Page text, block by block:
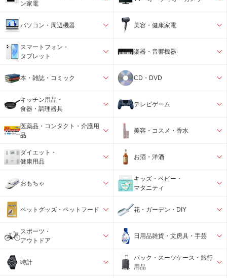
ン家電
パソコン・周辺機器 美容・健康家電
スマートフォン・
タブレット
楽器・音響機器
本・雑誌・コミック CD・DVD
キッチン用品・
食器・調理器具
テレビゲーム
医薬品・コンタクト・介護用
品
美容・コスメ・香水
ダイエット・
健康用品
お酒・洋酒
おもちゃ
キッズ・ベビー・
マタニティ
ペットグッズ・ペットフード 花・ガーデン・DIY
スポーツ・
アウトドア
日用品雑貨・文房具・手芸
時計
バック・スーツケース・旅行
用品